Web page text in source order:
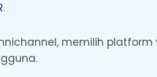
.
memilih